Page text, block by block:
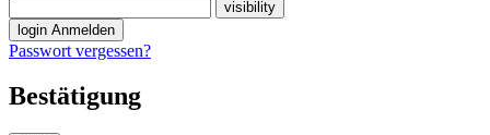
visibility
login Anmelden
Passwort vergessen?
Bestätigung